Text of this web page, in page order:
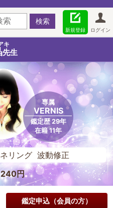
ログイン
新規登録
キ
先生
専属
VERNIS
鑑定歴 29年
在籍 11年
リング 波動修正
円
鑑定申込（会員の方）